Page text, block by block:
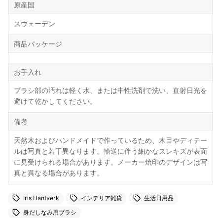
原産国
スウェーデン
商品パッケージ
お手入れ
ブラシ部の汚れは軽く水、または中性洗剤で洗い、直射日光を
避けて乾かしてください。
備考
天然木およびハンドメイドで作っているため、木目やディテー
ルは写真と若干異なります。輸送に伴う細かなスレキズが表面
に見受けられる場合があります。メーカー焼印のデザインは写
真と異なる場合があります。
Iris Hantverk インテリア雑貨
生活日用品
身だしなみ用ブラシ